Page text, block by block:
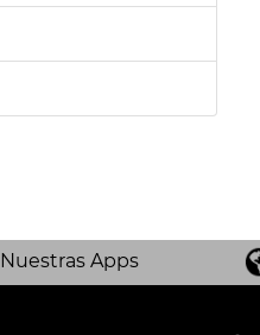
Nuestras Apps